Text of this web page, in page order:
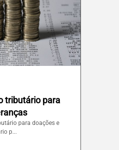
tributário para
para doações e
p...